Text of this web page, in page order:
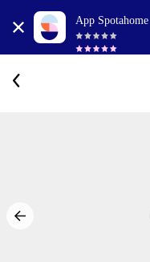
App Spotahome